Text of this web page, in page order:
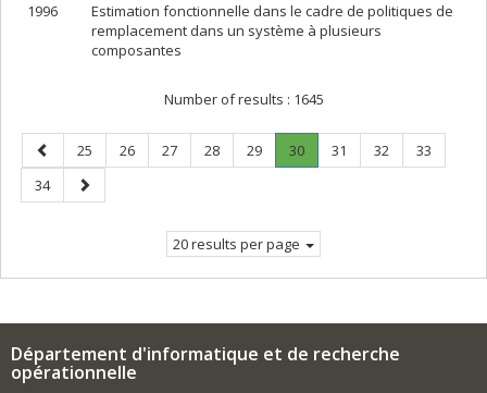
1996
Estimation fonctionnelle dans le cadre de politiques de
remplacement dans un système à plusieurs
composantes
Number of results : 1645
Previous
page
Page
25 Page
26 Page
27 Page
28 Page
29 Page
30.
Current
Page
31 Page
32 Page
33
Page
34
Next
page
20 results per page
Département d'informatique et de recherche
opérationnelle